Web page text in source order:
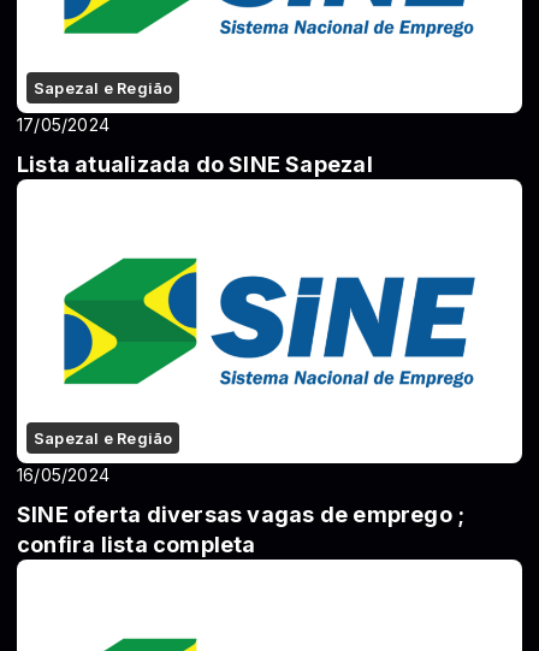
Sapezal e Região
17/05/2024
Lista atualizada do SINE Sapezal
Sapezal e Região
16/05/2024
SINE oferta diversas vagas de emprego ;
confira lista completa